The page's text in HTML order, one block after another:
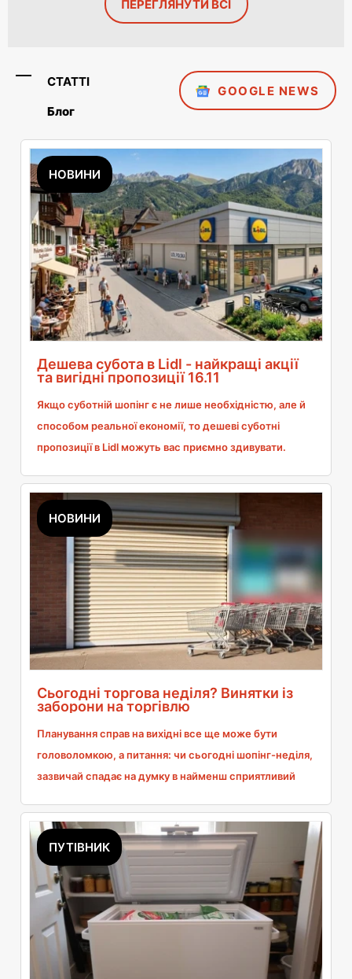
ПЕРЕГЛЯНУТИ ВСІ
СТАТТІ
Блог
GOOGLE NEWS
НОВИНИ
Дешева субота в Lidl - найкращі акції
та вигідні пропозиції 16.11
Якщо суботній шопінг є не лише необхідністю, але й
способом реальної економії, то дешеві суботні
пропозиції в Lidl можуть вас приємно здивувати.
пропонуючи великі знижки на товари повсякденного
вжитку.
НОВИНИ
Сьогодні торгова неділя? Винятки із
заборони на торгівлю
Планування справ на вихідні все ще може бути
головоломкою, а питання: чи сьогодні шопінг-неділя,
зазвичай спадає на думку в найменш сприятливий
три нагоди запастися товарами у грудні. Перш ніж
заводити двигун, варто перевірити конкретні дати та
винятки з заборони на торгівлю, щоб не витрачати
час на пошуки відкритого дисконтного магазину. Тим
більше, що правила гри перед Різдвом цього року
дещо відрізняються.
ПУТІВНИК